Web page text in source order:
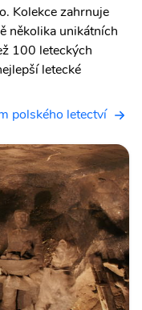
Kolekce zahrnuje
několika unikátních
100 leteckých
letecké
polského letectví